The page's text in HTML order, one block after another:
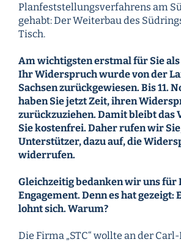
Planfeststellungsverfahrens am
gehabt: Der Weiterbau des
Tisch.
Am wichtigsten erstmal für Sie
Ihr Widerspruch wurde von der
Sachsen zurückgewiesen. Bis 11.
haben Sie jetzt Zeit, ihren
zurückzuziehen. Damit bleibt das
Sie kostenfrei. Daher rufen wir
Unterstützer, dazu auf, die
widerrufen.
Gleichzeitig bedanken wir uns
Engagement. Denn es hat gezeigt:
lohnt sich. Warum?
Die Firma „STC“ wollte an der